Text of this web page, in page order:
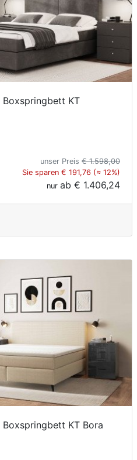
KT
unser Preis € 1.598,00
Sie sparen € 191,76 (≈ 12%)
nur ab € 1.406,24
KT Bora